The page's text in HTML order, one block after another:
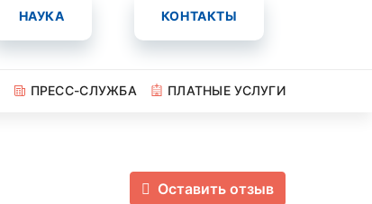
НАУКА КОНТАКТЫ
ПРЕСС-СЛУЖБА
ПЛАТНЫЕ УСЛУГИ
Оставить отзыв